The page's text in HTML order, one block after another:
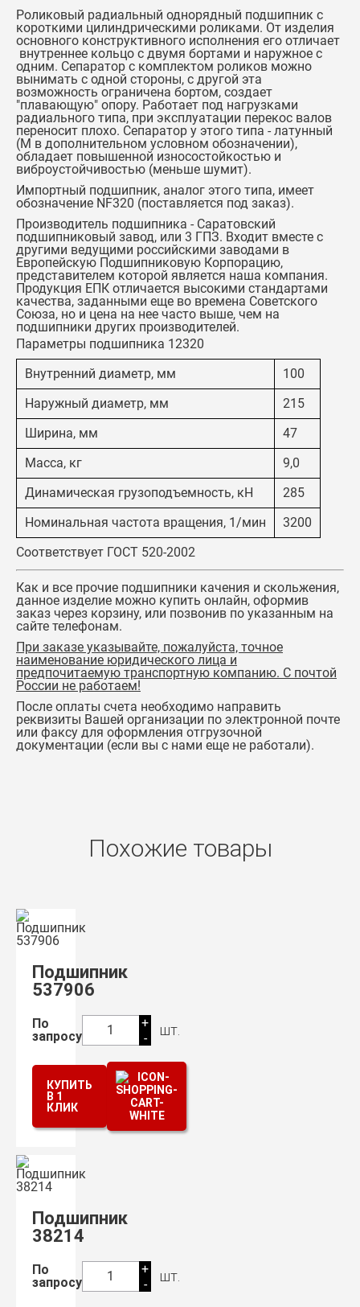
Роликовый радиальный однорядный подшипник с
короткими цилиндрическими роликами. От изделия
основного конструктивного исполнения его отличает
внутреннее кольцо с двумя бортами и наружное с
одним. Сепаратор с комплектом роликов можно
вынимать с одной стороны, с другой эта
возможность ограничена бортом, создает
"плавающую" опору. Работает под нагрузками
радиального типа, при эксплуатации перекос валов
переносит плохо. Сепаратор у этого типа - латунный
(М в дополнительном условном обозначении),
обладает повышенной износостойкостью и
виброустойчивостью (меньше шумит).
Импортный подшипник, аналог этого типа, имеет
обозначение NF320 (поставляется под заказ).
Производитель подшипника - Саратовский
подшипниковый завод, или 3 ГПЗ. Входит вместе с
другими ведущими российскими заводами в
Европейскую Подшипниковую Корпорацию,
представителем которой является наша компания.
Продукция ЕПК отличается высокими стандартами
качества, заданными еще во времена Советского
Союза, но и цена на нее часто выше, чем на
подшипники других производителей.
Параметры подшипника 12320
Внутренний диаметр, мм
100
Наружный диаметр, мм
215
Ширина, мм
47
Масса, кг
9,0
Динамическая грузоподъемность, кН
285
Номинальная частота вращения, 1/мин
3200
Соответствует ГОСТ 520-2002
Как и все прочие подшипники качения и скольжения,
данное изделие можно купить онлайн, оформив
заказ через корзину, или позвонив по указанным на
сайте телефонам.
При заказе указывайте, пожалуйста, точное
наименование юридического лица и
предпочитаемую транспортную компанию. С почтой
России не работаем!
После оплаты счета необходимо направить
реквизиты Вашей организации по электронной почте
или факсу для оформления отгрузочной
документации (если вы с нами еще не работали).
Похожие товары
Подшипник
537906
По
запросу
1
+
-
шт.
КУПИТЬ
В 1
КЛИК
Подшипник
38214
По
запросу
1
+
-
шт.